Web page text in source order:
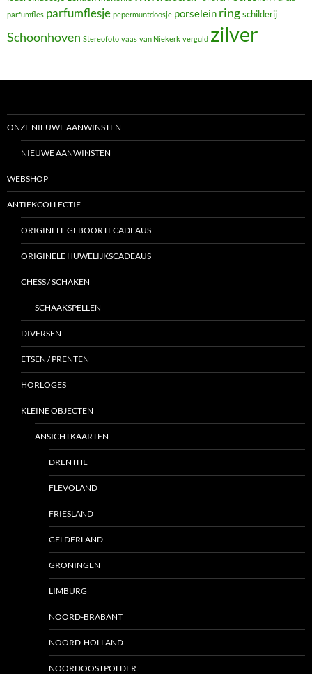
parfumfles parfumflesje pepermuntdoosje porselein ringschilderij
Schoonhoven Stereofoto vaas van Niekerk verguld zilver
ONZE NIEUWE AANWINSTEN
NIEUWE AANWINSTEN
WEBSHOP
ANTIEKCOLLECTIE
ORIGINELE GEBOORTECADEAUS
ORIGINELE HUWELIJKSCADEAUS
CHESS / SCHAKEN
SCHAAKSPELLEN
DIVERSEN
ETSEN / PRENTEN
HORLOGES
KLEINE OBJECTEN
ANSICHTKAARTEN
DRENTHE
FLEVOLAND
FRIESLAND
GELDERLAND
GRONINGEN
LIMBURG
NOORD-BRABANT
NOORD-HOLLAND
NOORDOOSTPOLDER